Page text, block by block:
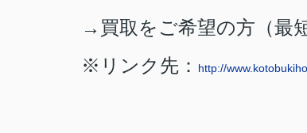
→買取をご希望の方（最
※リンク先：
http://